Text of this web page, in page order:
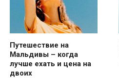
Путешествие на
Мальдивы – когда
лучше ехать и цена на
двоих